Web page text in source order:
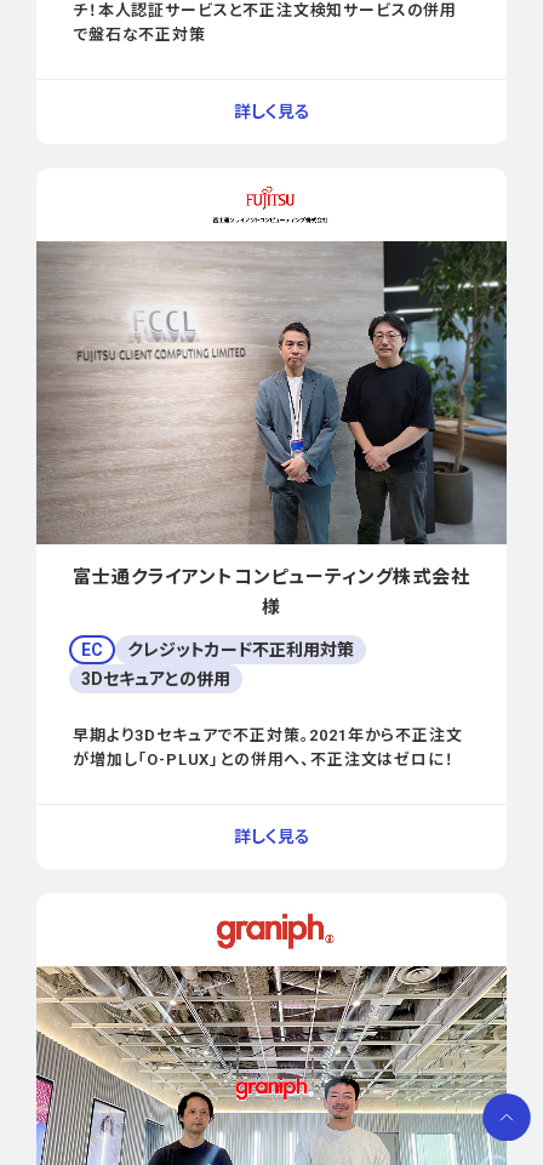
チ！本人認証サービスと不正注文検知サービスの併用
で盤石な不正対策
富士通クライアントコンピューティング株式会社
様
EC
クレジットカード不正利用対策
3Dセキュアとの併用
早期より3Dセキュアで不正対策。2021年から不正注文
が増加し「O-PLUX」との併用へ、不正注文はゼロに！